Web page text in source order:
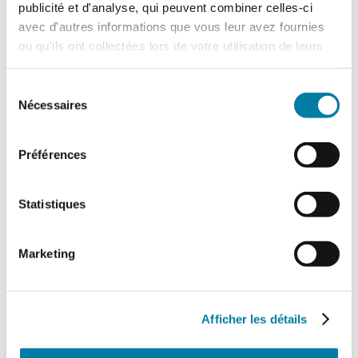
publicité et d'analyse, qui peuvent combiner celles-ci
avec d'autres informations que vous leur avez fournies
ou qu'ils ont collectées lors de votre utilisation de leurs
Nécessaires
Préférences
Statistiques
Marketing
Afficher les détails
Traitement des déchets liquides en ICPE :
L'arrêté du 16 juillet 2026, relatif au
traitement des déchets liquides dans